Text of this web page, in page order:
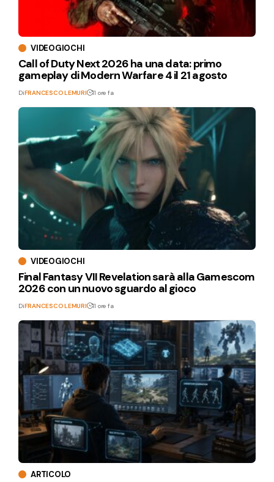
VIDEOGIOCHI
Call of Duty Next 2026 ha una data: primo
gameplay di Modern Warfare 4 il 21 agosto
DiFRANCESCO LEMURI 11 ore fa
VIDEOGIOCHI
Final Fantasy VII Revelation sarà alla Gamescom
2026 con un nuovo sguardo al gioco
DiFRANCESCO LEMURI 11 ore fa
ARTICOLO